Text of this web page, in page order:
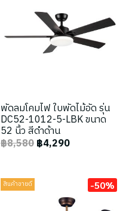
พัดลมโคมไฟ ใบพัดไม้อัด รุ่น
DC52-1012-5-LBK ขนาด
52 นิ้ว สีดำด้าน
฿8,580฿4,290
สินค้าขายดี -50%